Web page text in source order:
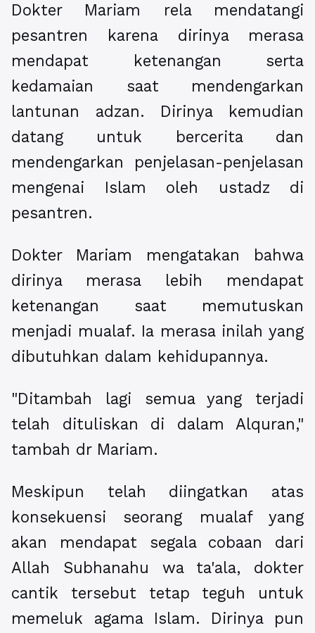
Dokter Mariam rela mendatangi
pesantren karena dirinya merasa
mendapat ketenangan serta
kedamaian saat mendengarkan
lantunan adzan. Dirinya kemudian
datang untuk bercerita dan
mendengarkan penjelasan-penjelasan
mengenai Islam oleh ustadz di
pesantren.
Dokter Mariam mengatakan bahwa
dirinya merasa lebih mendapat
ketenangan saat memutuskan
menjadi mualaf. Ia merasa inilah yang
dibutuhkan dalam kehidupannya.
"Ditambah lagi semua yang terjadi
telah dituliskan di dalam Alquran,"
tambah dr Mariam.
Meskipun telah diingatkan atas
konsekuensi seorang mualaf yang
akan mendapat segala cobaan dari
Allah Subhanahu wa ta'ala, dokter
cantik tersebut tetap teguh untuk
memeluk agama Islam. Dirinya pun